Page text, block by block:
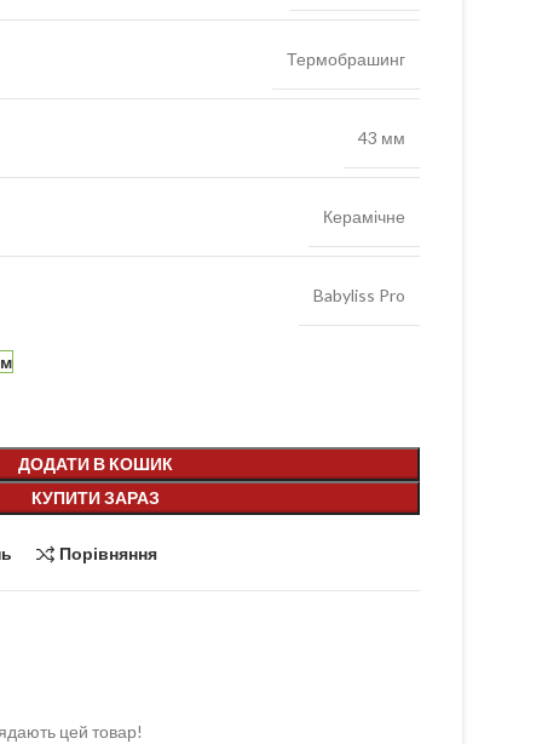
Термобрашинг
43 мм
Керамічне
Babyliss Pro
ДОДАТИ В КОШИК
КУПИТИ ЗАРАЗ
Порівняння
цей товар!